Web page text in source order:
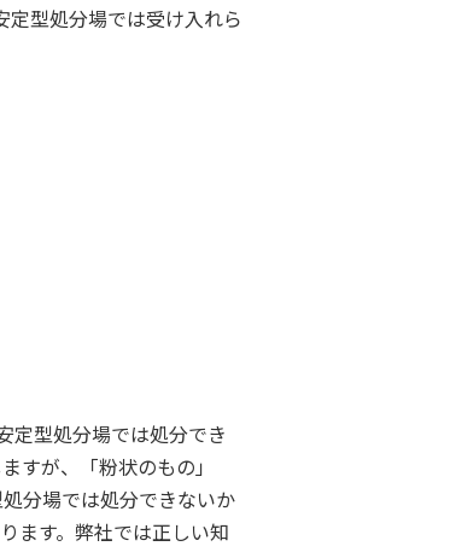
定型処分場では受け入れら
定型処分場では処分でき
すが、「粉状のもの」
分場では処分できないか
ます。弊社では正しい知